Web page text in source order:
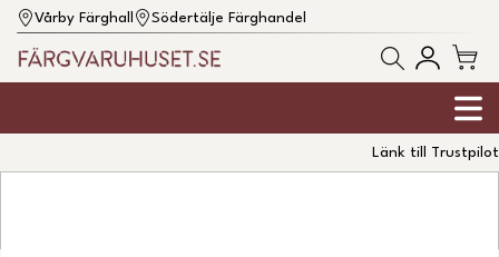
Vårby Färghall Södertälje Färghandel
Länk till Trustpilot